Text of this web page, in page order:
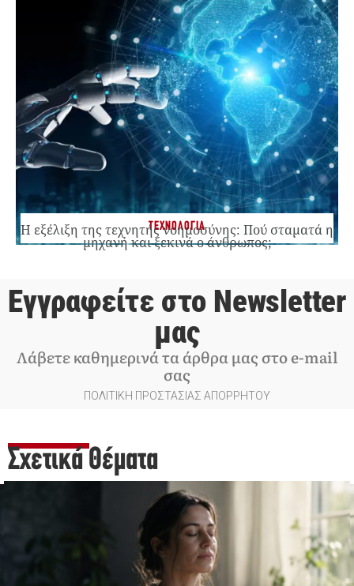
ΤΕΧΝΟΛΟΓΙΑ
Η εξέλιξη της τεχνητής νοημοσύνης: Πού σταματά η
μηχανή και ξεκινά ο άνθρωπος;
Εγγραφείτε στο Newsletter
μας
Λάβετε καθημερινά τα άρθρα μας στο e-mail
σας
ΠΟΛΙΤΙΚΗ ΠΡΟΣΤΑΣΙΑΣ ΑΠΟΡΡΗΤΟΥ
Σχετικά Θέματα